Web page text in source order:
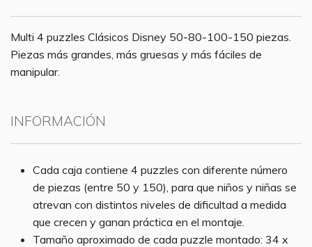
Multi 4 puzzles Clásicos Disney 50-80-100-150 piezas.
Piezas más grandes, más gruesas y más fáciles de
manipular.
INFORMACIÓN
Cada caja contiene 4 puzzles con diferente número
de piezas (entre 50 y 150), para que niños y niñas se
atrevan con distintos niveles de dificultad a medida
que crecen y ganan práctica en el montaje.
Tamaño aproximado de cada puzzle montado: 34 x